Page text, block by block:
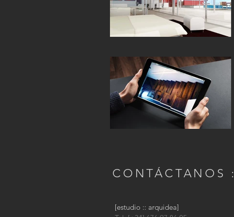
CONTÁCTANOS :
[estudio :: arquidea]